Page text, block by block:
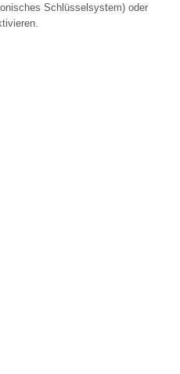
Schlüsselsystem) oder